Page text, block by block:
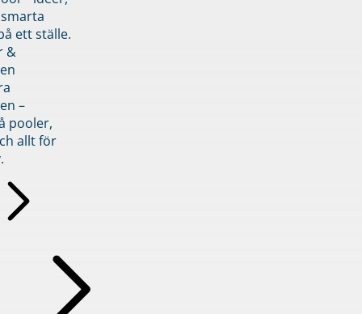
ett ställe.
&
–
pooler,
allt för